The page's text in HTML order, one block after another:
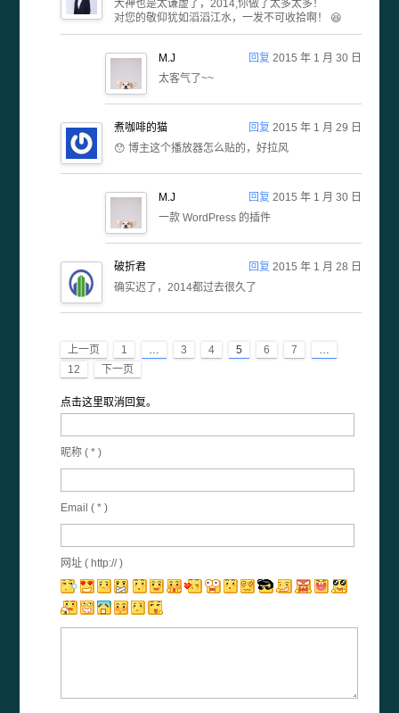
大神也是太谦虚了，2014,你做了太多太多！
对您的敬仰犹如滔滔江水，一发不可收拾啊！ 😆
回复 2015 年 1 月 30 日
M.J
太客气了~~
回复 2015 年 1 月 29 日
煮咖啡的猫
😯 博主这个播放器怎么贴的，好拉风
回复 2015 年 1 月 30 日
M.J
一款 WordPress 的插件
回复 2015 年 1 月 28 日
破折君
确实迟了，2014都过去很久了
上一页 1 … 3 4 5 6 7
…
12
下一页
点击这里取消回复。
昵称 (* )
Email (* )
网址 ( http:// )